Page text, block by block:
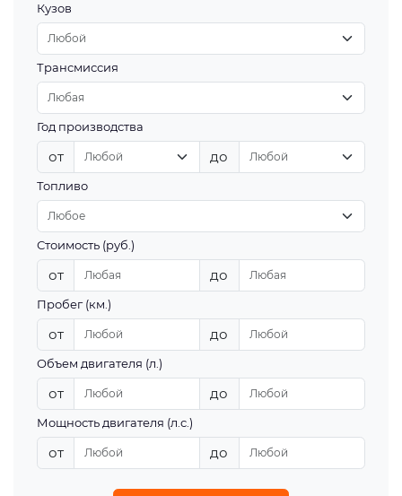
Кузов
Трансмиссия
Год производства
от до
Топливо
Стоимость (руб.)
от до
Пробег (км.)
от до
Объем двигателя (л.)
от до
Мощность двигателя (л.с.)
от до